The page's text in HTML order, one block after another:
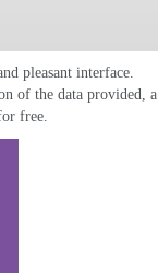
pleasant interface.
of the data provided, a
free.